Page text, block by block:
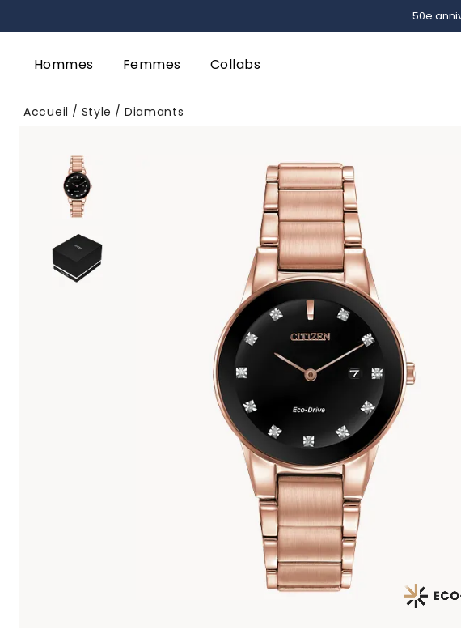
Hommes Femmes Collabs
Accueil Style Diamants